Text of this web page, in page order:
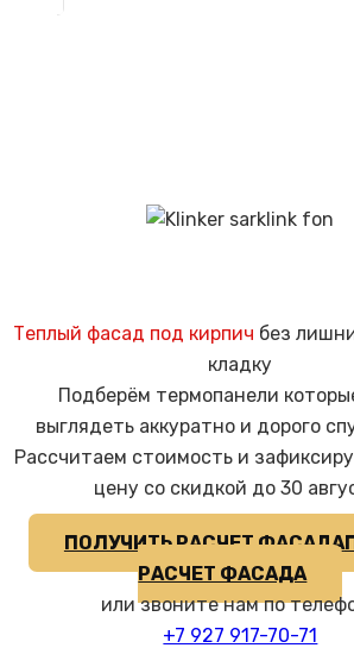
Теплый фасад под кирпич без
кладку
Подберём термопанели
выглядеть аккуратно и дорого
Рассчитаем стоимость и
цену со скидкой до 30
ПОЛУЧИТЬ РАСЧЕТ ФАСАДА
РАСЧЕТ ФАСАДА
или звоните нам по
+7 927 917-70-71